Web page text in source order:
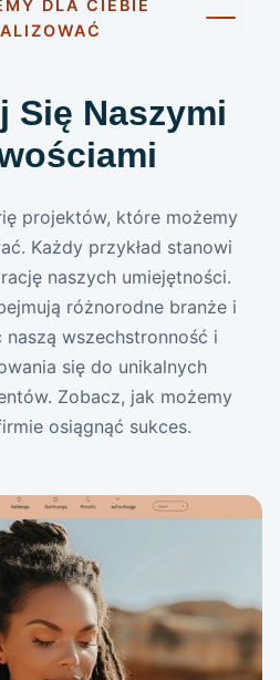
DLA CIEBIE
Się Naszymi
projektów, które możemy
Każdy przykład stanowi
naszych umiejętności.
różnorodne branże i
wszechstronność i
się do unikalnych
Zobacz, jak możemy
osiągnąć sukces.
Szczegóły